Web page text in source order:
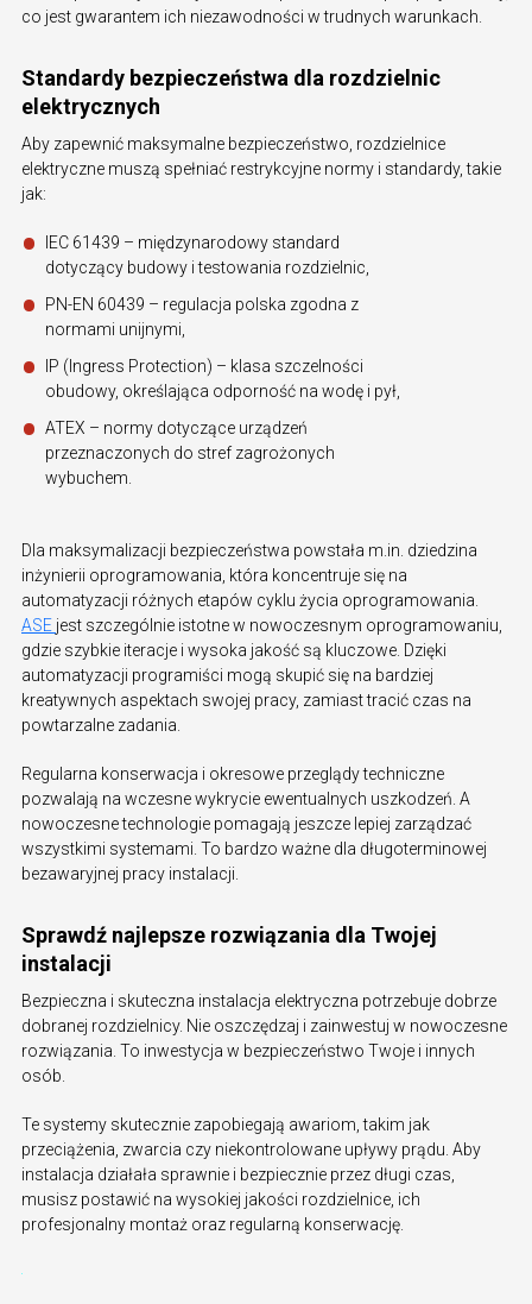
co jest gwarantem ich niezawodności w trudnych warunkach.
Standardy bezpieczeństwa dla rozdzielnic
elektrycznych
Aby zapewnić maksymalne bezpieczeństwo, rozdzielnice
elektryczne muszą spełniać restrykcyjne normy i standardy, takie
jak:
IEC 61439 – międzynarodowy standard
dotyczący budowy i testowania rozdzielnic,
PN-EN 60439 – regulacja polska zgodna z
normami unijnymi,
IP (Ingress Protection) – klasa szczelności
obudowy, określająca odporność na wodę i pył,
ATEX – normy dotyczące urządzeń
przeznaczonych do stref zagrożonych
wybuchem.
Dla maksymalizacji bezpieczeństwa powstała m.in. dziedzina
inżynierii oprogramowania, która koncentruje się na
automatyzacji różnych etapów cyklu życia oprogramowania.
ASE jest szczególnie istotne w nowoczesnym oprogramowaniu,
gdzie szybkie iteracje i wysoka jakość są kluczowe. Dzięki
automatyzacji programiści mogą skupić się na bardziej
kreatywnych aspektach swojej pracy, zamiast tracić czas na
powtarzalne zadania.
Regularna konserwacja i okresowe przeglądy techniczne
pozwalają na wczesne wykrycie ewentualnych uszkodzeń. A
nowoczesne technologie pomagają jeszcze lepiej zarządzać
wszystkimi systemami. To bardzo ważne dla długoterminowej
bezawaryjnej pracy instalacji.
Sprawdź najlepsze rozwiązania dla Twojej
instalacji
Bezpieczna i skuteczna instalacja elektryczna potrzebuje dobrze
dobranej rozdzielnicy. Nie oszczędzaj i zainwestuj w nowoczesne
rozwiązania. To inwestycja w bezpieczeństwo Twoje i innych
osób.
Te systemy skutecznie zapobiegają awariom, takim jak
przeciążenia, zwarcia czy niekontrolowane upływy prądu. Aby
instalacja działała sprawnie i bezpiecznie przez długi czas,
musisz postawić na wysokiej jakości rozdzielnice, ich
profesjonalny montaż oraz regularną konserwację.